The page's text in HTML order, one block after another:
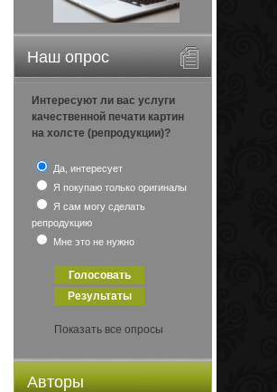
Наш опрос
Интересуют ли вас услуги
качественной печати картин
на холсте (репродукции)?
Да, интересует
Я покупаю только оригиналы
Я сам могу сделать
репродукцию
Мне это не нужно
Показать все опросы
Авторы